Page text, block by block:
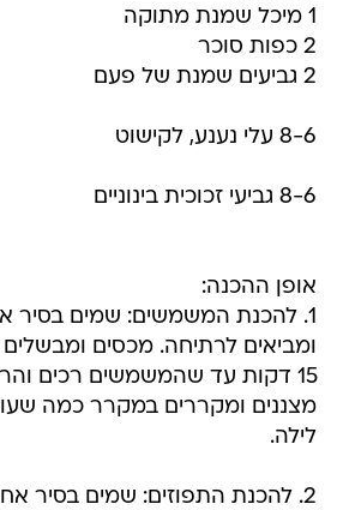
1 מיכל שמנת מתוקה
2 כפות סוכר
2 גביעים שמנת של פעם
8-6 עלי נענע, לקישוט
8-6 גביעי זכוכית בינוניים
אופן ההכנה:
1. להכנת המשמשים: שמים בסיר
15 דקות עד שהמשמשים רכים
מצננים ומקררים במקרר כמה
לילה.
2. להכנת התפוזים: שמים בסיר